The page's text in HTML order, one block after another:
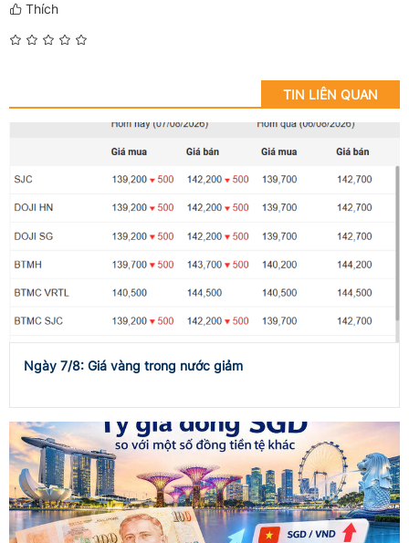
Thích
TIN LIÊN QUAN
Ngày 7/8: Giá vàng trong nước giảm